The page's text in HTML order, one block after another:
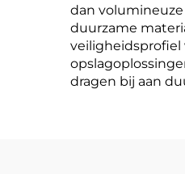
dan
duurzame
dragen bij aan